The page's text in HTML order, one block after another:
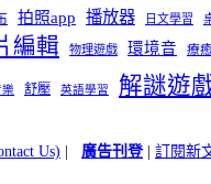
拍照app 播放器 日文學習
編輯 物理遊戲 環境音 療
樂 舒壓 英語學習 解謎遊
Us) 廣告刊登| 訂閱新